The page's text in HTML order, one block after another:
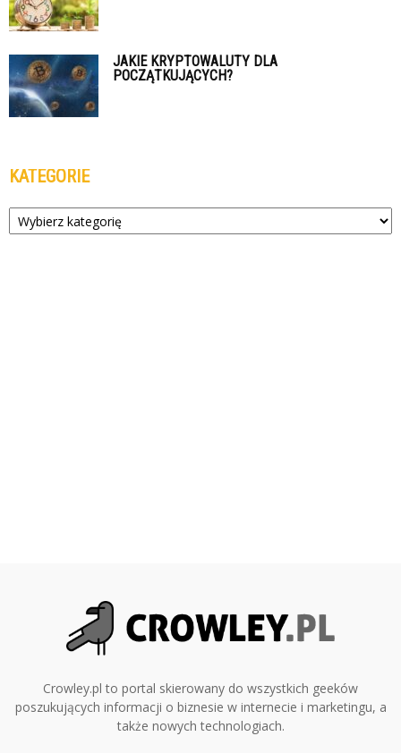
JAKIE KRYPTOWALUTY DLA
POCZĄTKUJĄCYCH?
KATEGORIE
Kategorie
Crowley.pl to portal skierowany do wszystkich geeków
poszukujących informacji o biznesie w internecie i marketingu, a
także nowych technologiach.